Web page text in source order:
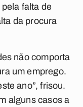
falta de
da procura
não comporta
um emprego.
ano”, frisou.
alguns casos a